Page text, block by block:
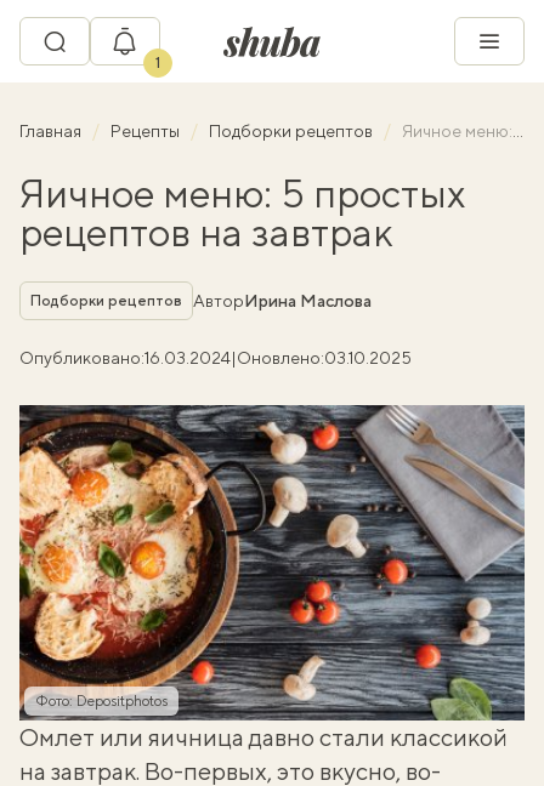
1
Главная Рецепты Подборки рецептов Яичное меню: 5 простых рецептов на завтрак
Яичное меню: 5 простых
рецептов на завтрак
Рубрика
Подборки рецептов АвторИрина Маслова
Опубликовано:16.03.2024|Оновлено:03.10.2025
Фото: Depositphotos
Омлет или яичница давно стали классикой
на завтрак. Во-первых, это вкусно, во-